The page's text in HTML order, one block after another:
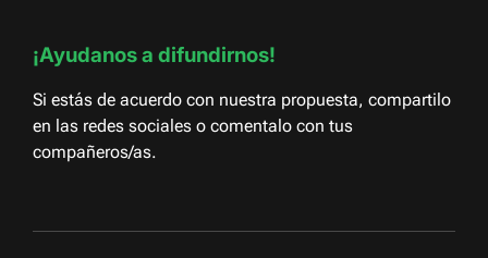
¡Ayudanos a difundirnos!
Si estás de acuerdo con nuestra propuesta, compartilo
en las redes sociales o comentalo con tus
compañeros/as.